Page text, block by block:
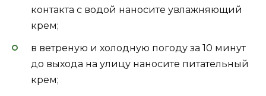
контакта с водой наносите увлажняющий
крем;
в ветреную и холодную погоду за 10 минут
до выхода на улицу наносите питательный
крем;